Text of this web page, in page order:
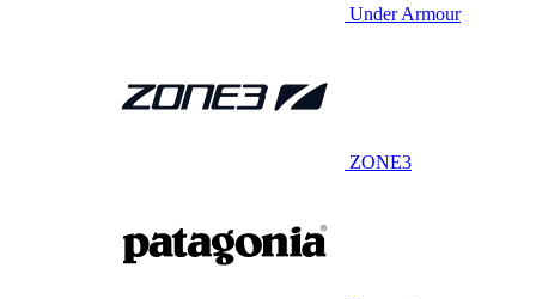
Under Armour
ZONE3